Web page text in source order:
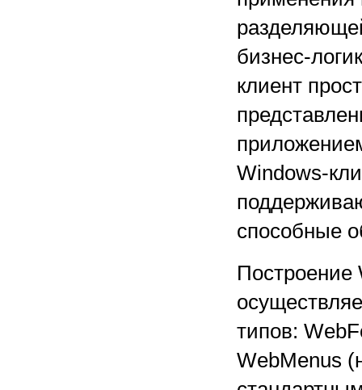
бизнес-
клиент
Windows-
способные
Построение
типов:
WebMenus